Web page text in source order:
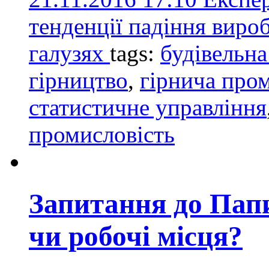
тенденції падіння
галузях tags:
гірництво, гірнича
статистичне управління
промисловість
Запитання до
чи робочі місця?